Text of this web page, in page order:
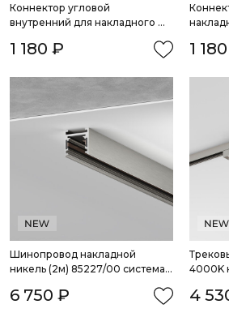
Коннектор угловой
внутренний для накладного
85225/00система Лайн
1 180 ₽ 1
Шинопровод накладной
никель (2м) 85227/00 система
6 750 ₽
4000K
4